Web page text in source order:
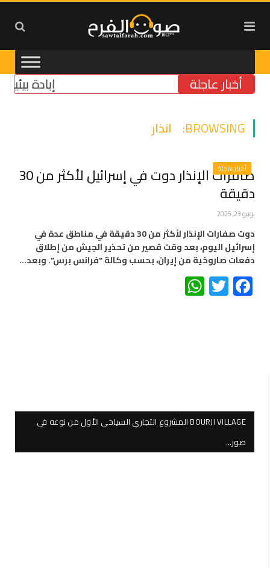
أخبار عاجلة إبادة بيئية
BROWSING: انذار
أخبار عاجلة صافرات الإنذار دوت في إسرائيل لأكثر من 30
دقيقة
يونيو 23, 2025
دوت صفارات الإنذار لأكثر من 30 دقيقة في مناطق عدة في
إسرائيل اليوم، بعد وقت قصير من تحذير الجيش من إطلاق
دفعات صاروخية من إيران، بحسب وكالة “فرانس برس”. وبعد…
Facebook
Twitter
BOURJI VILLAGE المشروع التجاري السياحي الأول من نوعه في
صور…